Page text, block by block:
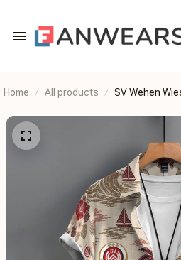
Home All products SV Wehen